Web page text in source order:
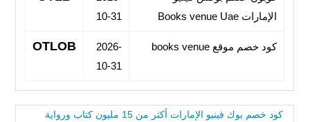
الإمارات Books venue Uae
10-31
كود خصم موقع books venue
2026-
10-31
OTLOB
كود خصم بوك فينيو الإمارات أكثر من 15 مليون كتاب ورواية